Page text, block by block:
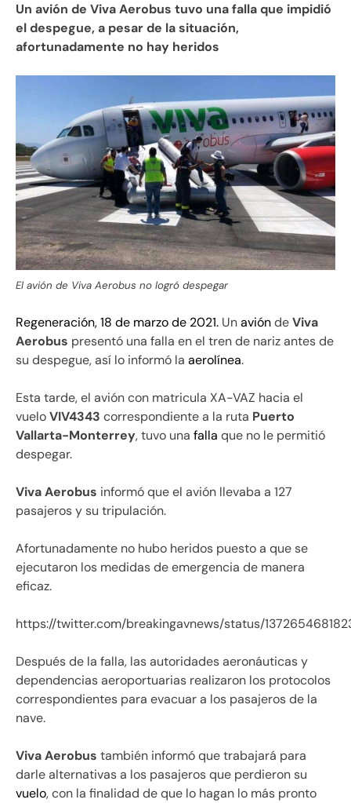
Un avión de Viva Aerobus tuvo una falla que impidió
el despegue, a pesar de la situación,
afortunadamente no hay heridos
El avión de Viva Aerobus no logró despegar
Regeneración, 18 de marzo de 2021. UnavióndeViva
Aerobus presentó una falla en el tren de nariz antes de
su despegue, así lo informó la aerolínea.
Esta tarde, el avión con matricula XA-VAZ hacia el
vueloVIV4343 correspondiente a la ruta Puerto
Vallarta-Monterrey, tuvo una falla que no le permitió
despegar.
Viva Aerobus informó que el avión llevaba a 127
pasajeros y su tripulación.
Afortunadamente no hubo heridos puesto a que se
ejecutaron los medidas de emergencia de manera
eficaz.
https://twitter.com/breakingavnews/status/
Después de la falla, las autoridades aeronáuticas y
dependencias aeroportuarias realizaron los protocolos
correspondientes para evacuar a los pasajeros de la
nave.
Viva Aerobus también informó que trabajará para
darle alternativas a los pasajeros que perdieron su
vuelo, con la finalidad de que lo hagan lo más pronto